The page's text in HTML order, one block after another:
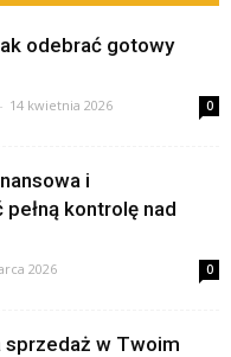
odebrać gotowy
- 14 kwietnia 2026 0
i
kontrolę nad
2026 0
sprzedaż w Twoim